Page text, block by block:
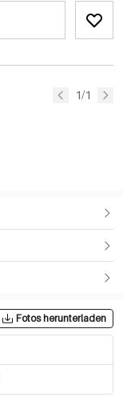
1/1
Fotos herunterladen